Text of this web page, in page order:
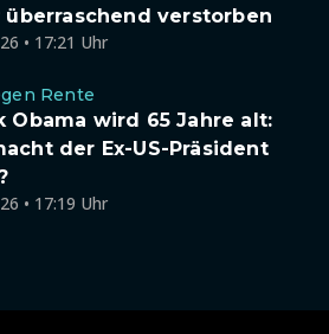
überraschend verstorben
• 17:21 Uhr
Rente
Obama wird 65 Jahre alt:
der Ex-US-Präsident
• 17:19 Uhr